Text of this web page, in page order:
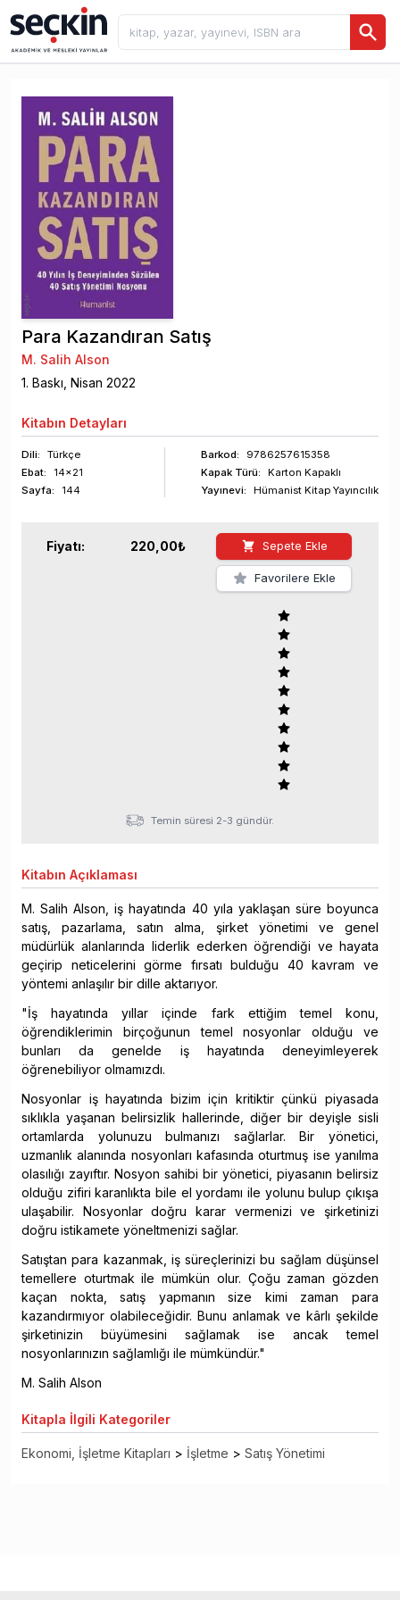
Para Kazandıran Satış
M. Salih Alson
1. Baskı, Nisan 2022
Kitabın Detayları
Dili:
Türkçe
Ebat:
14x21
Sayfa: 144
Barkod:
9786257615358
Kapak Türü:
Karton Kapaklı
Yayınevi:
Hümanist Kitap Yayıncılık
Fiyatı: 220,00₺ Sepete Ekle
Favorilere Ekle
Temin süresi 2-3 gündür.
Kitabın Açıklaması
M. Salih Alson, iş hayatında 40 yıla yaklaşan süre boyunca
satış, pazarlama, satın alma, şirket yönetimi ve genel
müdürlük alanlarında liderlik ederken öğrendiği ve hayata
geçirip neticelerini görme fırsatı bulduğu 40 kavram ve
yöntemi anlaşılır bir dille aktarıyor.
"İş hayatında yıllar içinde fark ettiğim temel konu,
öğrendiklerimin birçoğunun temel nosyonlar olduğu ve
bunları da genelde iş hayatında deneyimleyerek
öğrenebiliyor olmamızdı.
Nosyonlar iş hayatında bizim için kritiktir çünkü piyasada
sıklıkla yaşanan belirsizlik hallerinde, diğer bir deyişle sisli
ortamlarda yolunuzu bulmanızı sağlarlar. Bir yönetici,
uzmanlık alanında nosyonları kafasında oturtmuş ise yanılma
olasılığı zayıftır. Nosyon sahibi bir yönetici, piyasanın belirsiz
olduğu zifiri karanlıkta bile el yordamı ile yolunu bulup çıkışa
ulaşabilir. Nosyonlar doğru karar vermenizi ve şirketinizi
doğru istikamete yöneltmenizi sağlar.
Satıştan para kazanmak, iş süreçlerinizi bu sağlam düşünsel
temellere oturtmak ile mümkün olur. Çoğu zaman gözden
kaçan nokta, satış yapmanın size kimi zaman para
kazandırmıyor olabileceğidir. Bunu anlamak ve kârlı şekilde
şirketinizin büyümesini sağlamak ise ancak temel
nosyonlarınızın sağlamlığı ile mümkündür."
M. Salih Alson
Kitapla İlgili Kategoriler
Ekonomi, İşletme Kitapları > İşletme > Satış Yönetimi